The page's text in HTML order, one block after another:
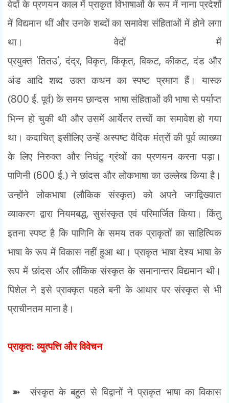
वेदों के प्रणयन काल में प्राकृत विभाषाओं के रूप में नाना प्रदेशों
में विद्यमान थीं और उनके शब्दों का समावेश संहिताओं में होने लगा
था। वेदों में
प्रयुक्त 'तितउ',दंद्र,विकृत,किंकृत,विकट,कीकट,दंड और
अंड आदि शब्द उक्त कथन का स्पष्ट प्रमाण हैं। यास्क
(800 ई. पूर्व) के समय छान्दस भाषा संहिताओं की भाषा से पर्याप्त
भिन्न हो चुकी थी और उसमें आर्येतर तत्त्वों का समावेश हो गया
था। कदाचित् इसीलिए उन्हें अस्पष्ट वैदिक मंत्रों की पूर्व व्याख्या
के लिए निरुक्त और निघंटु ग्रंथों का प्रणयन करना पड़ा।
पाणिनी (600 ई.) ने छांदस और लोकभाषा का उल्लेख किया है।
उन्होंने लोकभाषा (लौकिक संस्कृत) को अपने जगद्विख्यात
व्याकरण द्वारा नियमबद्ध,सुसंस्कृत एवं परिमार्जित किया। किंतु
इतना स्पष्ट है कि पाणिनि के समय तक प्राकृतों का साहित्यिक
भाषा के रूप में विकास नहीं हुआ था। प्राकृत भाषा देश्य भाषा के
रूप में छांदस और लौकिक संस्कृत के समानान्तर विद्यमान थी।
पिशेल ने इसे प्राक्कृत पहले बनी के आधार पर संस्कृत से भी
प्राचीनतम माना है।
प्राकृत: व्युत्पत्ति और विवेचन
➽संस्कृत के बहुत से विद्वानों ने प्राकृत भाषा का विकास